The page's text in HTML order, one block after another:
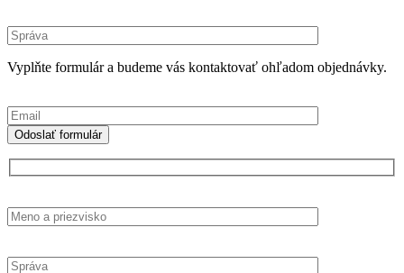
Vyplňte formulár a budeme vás kontaktovať ohľadom objednávky.